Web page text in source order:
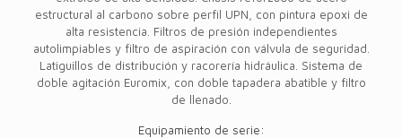
estructural al carbono sobre perfil UPN, con pintura epoxi de
alta resistencia. Filtros de presión independientes
autolimpiables y filtro de aspiración con válvula de seguridad.
Latiguillos de distribución y racorería hidráulica. Sistema de
doble agitación Euromix, con doble tapadera abatible y filtro
de llenado.
Equipamiento de serie: